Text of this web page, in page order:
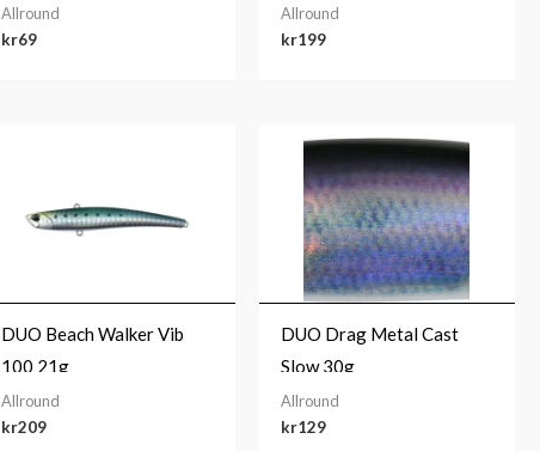
Allround
kr69
Allround
kr199
DUO Beach Walker Vib
100 21g
Allround
kr209
DUO Drag Metal Cast
Slow 30g
Allround
kr129